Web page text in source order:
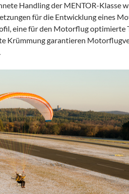
Handling der MENTOR-Klasse
für die Entwicklung eines
eine für den Motorflug optimierte
Krümmung garantieren